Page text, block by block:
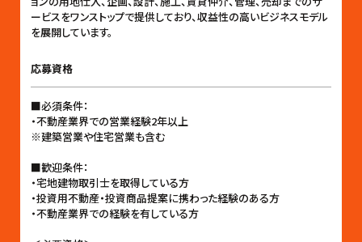
ービスをワンストップで提供しており、収益性の高いビジネスモデル
を展開しています。
応募資格
■必須条件：
・不動産業界での営業経験2年以上
※建築営業や住宅営業も含む
■歓迎条件：
・宅地建物取引士を取得している方
・投資用不動産・投資商品提案に携わった経験のある方
・不動産業界での経験を有している方